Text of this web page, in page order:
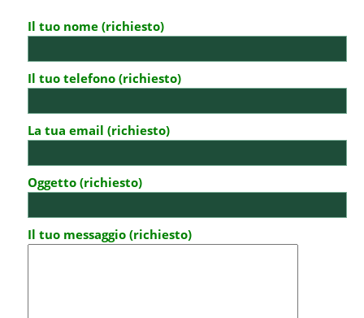
Il tuo nome (richiesto)
Il tuo telefono (richiesto)
La tua email (richiesto)
Oggetto (richiesto)
Il tuo messaggio (richiesto)